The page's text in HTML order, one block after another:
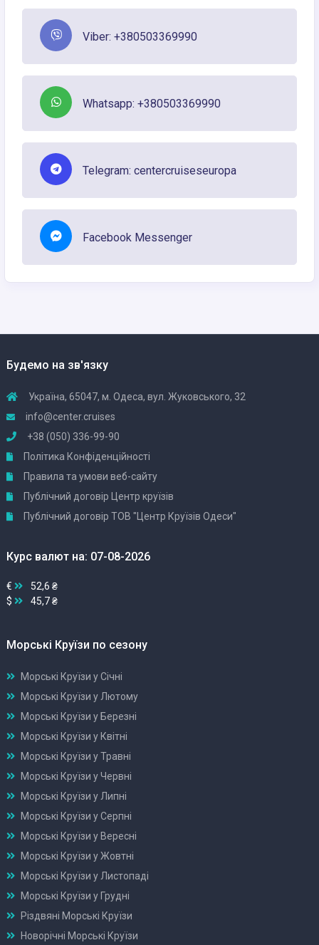
Viber: +380503369990
Whatsapp: +380503369990
Telegram: centercruiseseuropa
Facebook Messenger
Будемо на зв'язку
Україна, 65047, м. Одеса, вул. Жуковського, 32
info@center.cruises
+38 (050) 336-99-90
Політика Конфіденційності
Правила та умови веб-сайту
Публічний договір Центр круїзів
Публічний договір ТОВ "Центр Круїзів Одеси"
Курс валют на: 07-08-2026
€
52,6 ₴
$
45,7 ₴
Морські Круїзи по сезону
Морські Круїзи у Січні
Морські Круїзи у Лютому
Морські Круїзи у Березні
Морські Круїзи у Квітні
Морські Круїзи у Травні
Морські Круїзи у Червні
Морські Круїзи у Липні
Морські Круїзи у Серпні
Морські Круїзи у Вересні
Морські Круїзи у Жовтні
Морські Круїзи у Листопаді
Морські Круїзи у Грудні
Різдвяні Морські Круїзи
Новорічні Морські Круїзи